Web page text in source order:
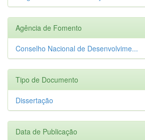
Agência de Fomento
Conselho Nacional de Desenvolvime...
Tipo de Documento
Dissertação
Data de Publicação